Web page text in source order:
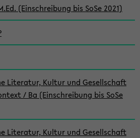
(Einschreibung bis SoSe 2021)
Literatur, Kultur und Gesellschaft
/ Ba (Einschreibung bis SoSe
Literatur, Kultur und Gesellschaft